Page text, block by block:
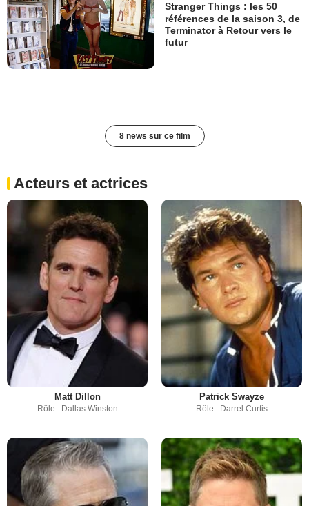
Stranger Things : les 50
références de la saison 3, de
Terminator à Retour vers le
futur
8 news sur ce film
Acteurs et actrices
Matt Dillon
Rôle : Dallas Winston
Patrick Swayze
Rôle : Darrel Curtis